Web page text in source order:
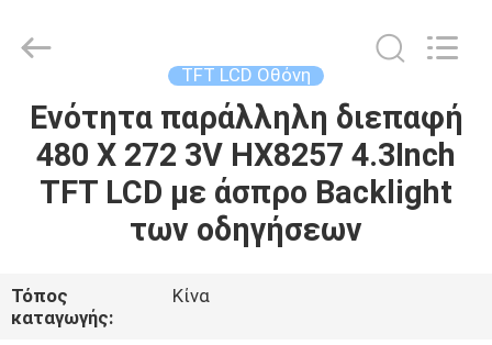
ΑΡΧΙΚΉ
ΣΕΛΊΔΑ
ΠΡΟΪΌΝΤΑ
ΒΊΝΤΕΟ
Technology.
TFT LCD Οθόνη
Ενότητα παράλληλη διεπαφή
480 X 272 3V HX8257 4.3Inch
TFT LCD με άσπρο Backlight
των οδηγήσεων
Τόπος
καταγωγής:
Κίνα